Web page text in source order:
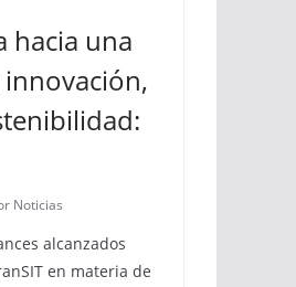
hacia una
Noticias
alcanzados
en materia de